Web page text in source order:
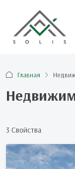
Главная
3 Свойства